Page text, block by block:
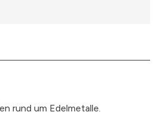
rund um Edelmetalle.